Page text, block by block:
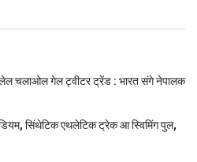
लेल चलाओल गेल ट्वीटर ट्रेंड : भारत संगे नेपालक
सिंथेटिक एथलेटिक ट्रेक आ स्विमिंग पुल,